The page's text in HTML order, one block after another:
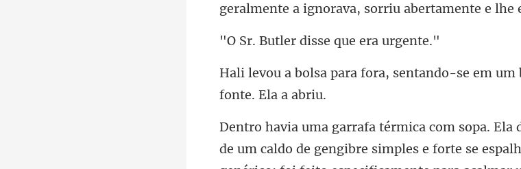
geralmente a ignorava, sorr
r disse que
entando-se em um
de um caldo de gengibre simples e forte se